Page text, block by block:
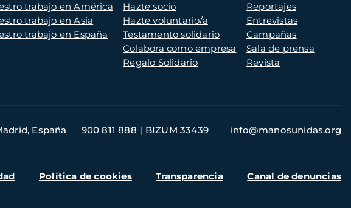
trabajo en América
trabajo en Asia
trabajo en España
Hazte socio
Hazte voluntario/a
Testamento solidario
Colabora como empresa
Regalo Solidario
Reportajes
Entrevistas
Campañas
Sala de prensa
Revista
España 900 811 888 BIZUM 33439 info@manosunidas.org
Política de cookies Transparencia Canal de denuncias